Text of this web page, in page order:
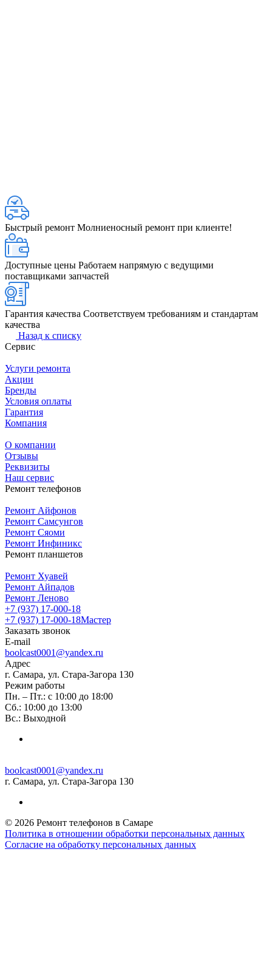
Быстрый ремонт Молниеносный ремонт при клиенте!
Доступные цены Работаем напрямую с ведущими
поставщиками запчастей
Гарантия качества Соответствуем требованиям и стандартам
качества
Назад к списку
Сервис
Услуги ремонта
Акции
Бренды
Условия оплаты
Гарантия
Компания
О компании
Отзывы
Реквизиты
Наш сервис
Ремонт телефонов
Ремонт Айфонов
Ремонт Самсунгов
Ремонт Сяоми
Ремонт Инфиникс
Ремонт планшетов
Ремонт Хуавей
Ремонт Айпадов
Ремонт Леново
+7 (937) 17-000-18
+7 (937) 17-000-18Мастер
Заказать звонок
E-mail
boolcast0001@yandex.ru
Адрес
г. Самара, ул. Стара-Загора 130
Режим работы
Пн. – Пт.: с 10:00 до 18:00
Сб.: 10:00 до 13:00
Вс.: Выходной
boolcast0001@yandex.ru
г. Самара, ул. Стара-Загора 130
© 2026 Ремонт телефонов в Самаре
Политика в отношении обработки персональных данных
Согласие на обработку персональных данных